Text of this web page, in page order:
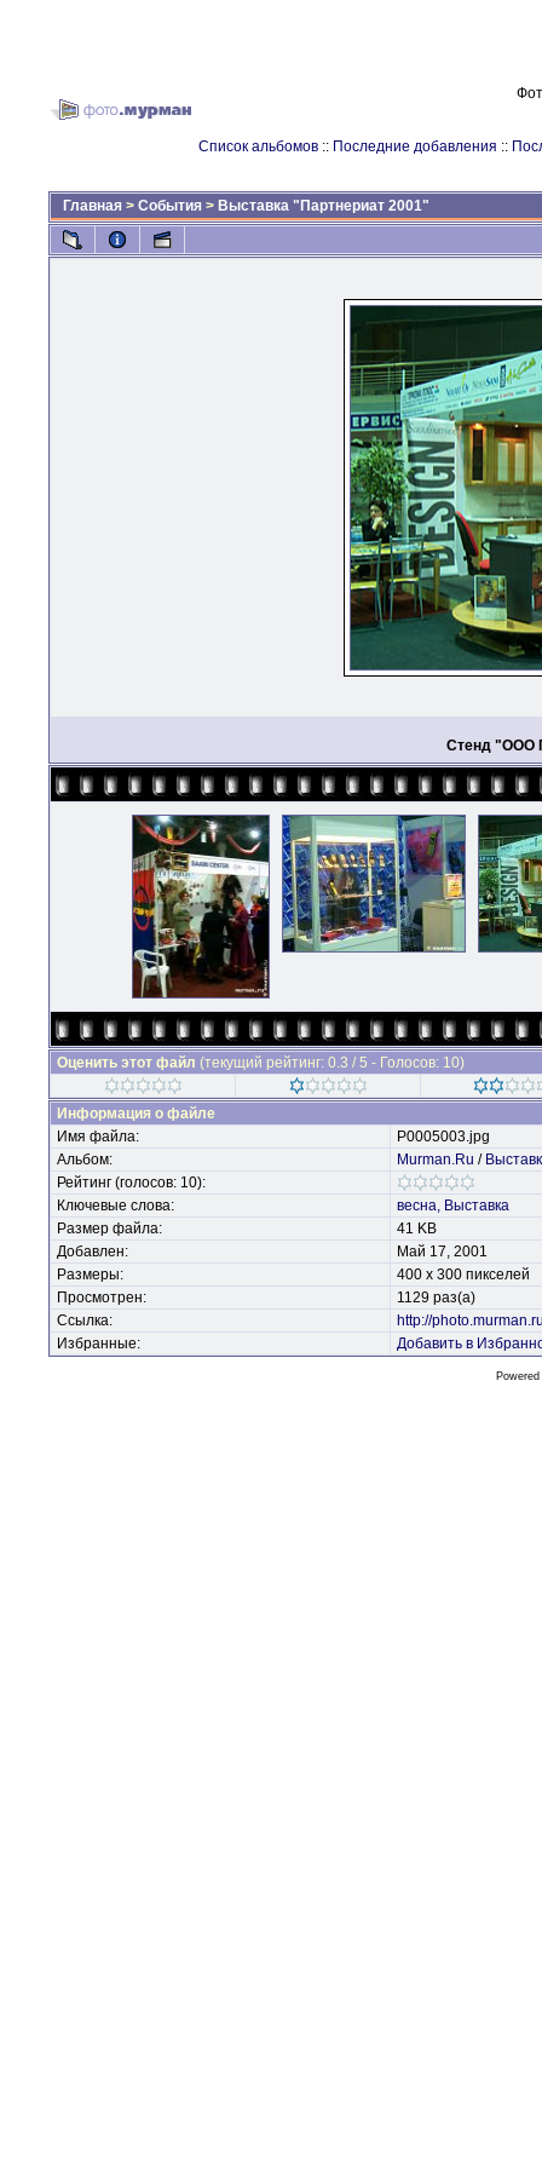
Список альбомов :: Последние добавления ::
Главная > События > Выставка "Партнериат 2001"
Стенд "ООО
Оценить этот файл (текущий рейтинг: 0.3 / 5 - Голосов: 10)
Информация о файле
Имя файла:
P0005003.jpg
Альбом:
Murman.Ru /
Рейтинг (голосов: 10):
Ключевые слова:
весна, Выставка
Размер файла:
41 KB
Добавлен:
Май 17, 2001
Размеры:
400 x 300 пикселей
Просмотрен:
1129 раз(а)
Ссылка:
http://
Избранные:
Добавить в